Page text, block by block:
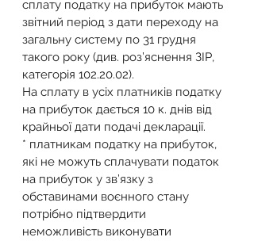
сплату податку на прибуток мають
звітний період з дати переходу на
загальну систему по 31 грудня
такого року (див. роз’яснення ЗІР,
категорія 102.20.02).
На сплату в усіх платників податку
на прибуток дається 10 к. днів від
крайньої дати подачі декларації.
* платникам податку на прибуток,
які не можуть сплачувати податок
на прибуток у зв’язку з
обставинами воєнного стану
потрібно підтвердити
неможливість виконувати